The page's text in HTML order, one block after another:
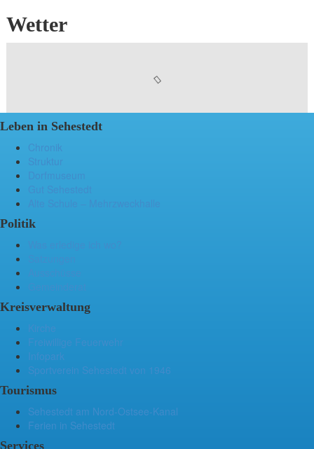
Wetter
Leben in Sehestedt
Chronik
Struktur
Dorfmuseum
Gut Sehestedt
Politik
Ausschüsse
Gemeinderat
Kreisverwaltung
Kirche
Freiwillige Feuerwehr
Infopark
Sportverein Sehestedt von 1946
Tourismus
Sehestedt am Nord-Ostsee-Kanal
Ferien in Sehestedt
Services